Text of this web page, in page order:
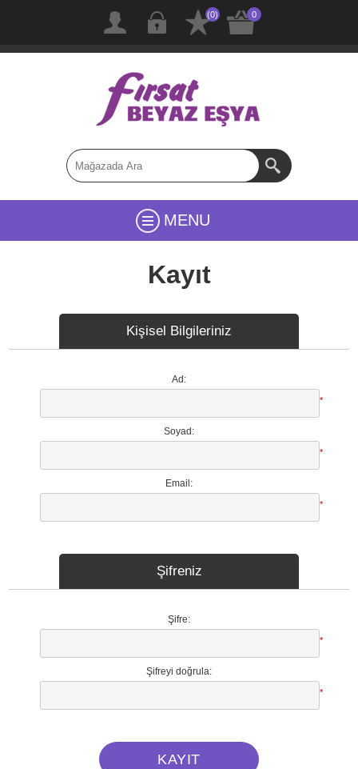
(0) 0
MENU
Kayıt
Kişisel Bilgileriniz
Ad:
*
Soyad:
*
Email:
*
Şifreniz
Şifre:
*
Şifreyi doğrula:
*